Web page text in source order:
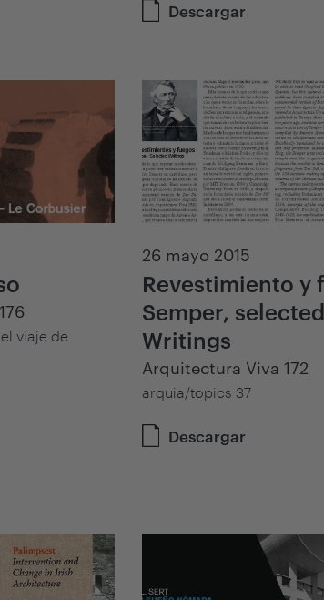
Descargar
viaje de
26 mayo 2015
Revestimiento y
Semper, selected
Writings
Arquitectura Viva 172
arquia/topics 37
Descargar